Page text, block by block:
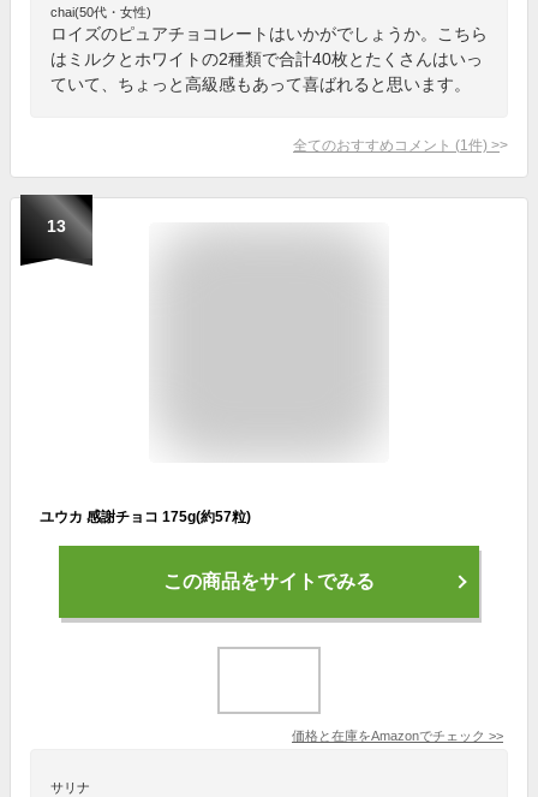
chai(50代・女性)
ロイズのピュアチョコレートはいかがでしょうか。こちら
はミルクとホワイトの2種類で合計40枚とたくさんはいっ
ていて、ちょっと高級感もあって喜ばれると思います。
全てのおすすめコメント (1 件) >
13
ユウカ 感謝チョコ 175g(約57粒)
この商品をサイトでみる
価格と在庫をAmazonでチェック >>
サリナ